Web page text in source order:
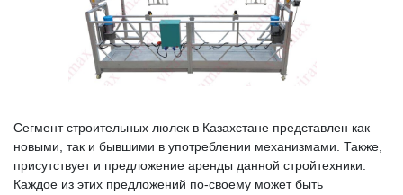
Сегмент строительных люлек в Казахстане представлен как
новыми, так и бывшими в употреблении механизмами. Также,
присутствует и предложение аренды данной стройтехники.
Каждое из этих предложений по-своему может быть